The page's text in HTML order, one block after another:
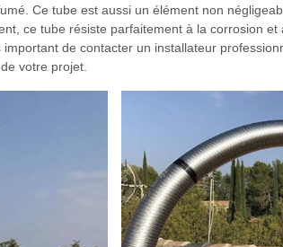
Ce tube est aussi un élément non
ce tube résiste parfaitement à la corrosion
de contacter un installateur
votre projet.